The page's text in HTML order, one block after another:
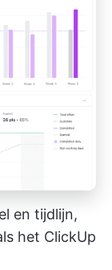
en tijdlijn,
het ClickUp